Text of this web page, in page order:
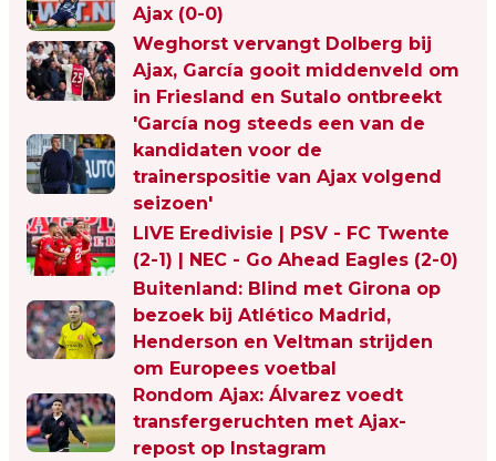
Ajax (0-0)
Weghorst vervangt Dolberg bij
Ajax, García gooit middenveld om
in Friesland en Sutalo ontbreekt
'García nog steeds een van de
kandidaten voor de
trainerspositie van Ajax volgend
seizoen'
LIVE Eredivisie | PSV - FC Twente
(2-1) | NEC - Go Ahead Eagles (2-0)
Buitenland: Blind met Girona op
bezoek bij Atlético Madrid,
Henderson en Veltman strijden
om Europees voetbal
Rondom Ajax: Álvarez voedt
transfergeruchten met Ajax-
repost op Instagram